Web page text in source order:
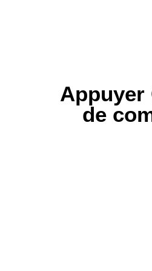
Appuyer
de